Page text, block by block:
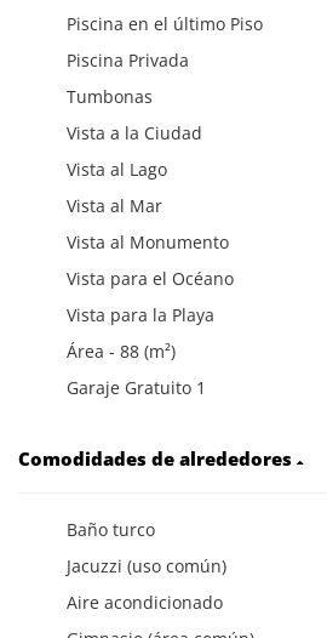
Piscina en el último Piso
Piscina Privada
Tumbonas
Vista a la Ciudad
Vista al Lago
Vista al Mar
Vista al Monumento
Vista para el Océano
Vista para la Playa
Área - 88 (m²)
Garaje Gratuito 1
Comodidades de alrededores
Baño turco
Jacuzzi (uso común)
Aire acondicionado